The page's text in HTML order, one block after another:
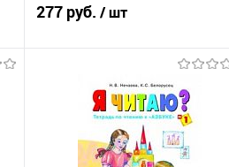
277 руб. / шт
Купить в 1 клик
К сравнению
В избранное
Недоступно